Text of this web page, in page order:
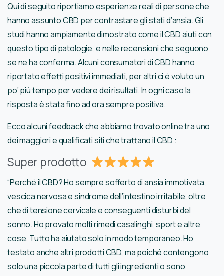
Qui di seguito riportiamo esperienze reali di persone che
hanno assunto CBD per contrastare gli stati d’ansia. Gli
studi hanno ampiamente dimostrato come il CBD aiuti con
questo tipo di patologie, e nelle recensioni che seguono
se ne ha conferma. Alcuni consumatori di CBD hanno
riportato effetti positivi immediati, per altri ci è voluto un
po’ più tempo per vedere dei risultati. In ogni caso la
risposta è stata fino ad ora sempre positiva.
Ecco alcuni feedback che abbiamo trovato online tra uno
dei maggiori e qualificati siti che trattano il CBD :
Super prodotto
“Perché il CBD? Ho sempre sofferto di ansia immotivata,
vescica nervosa e sindrome dell’intestino irritabile, oltre
che di tensione cervicale e conseguenti disturbi del
sonno. Ho provato molti rimedi casalinghi, sport e altre
cose. Tutto ha aiutato solo in modo temporaneo. Ho
testato anche altri prodotti CBD, ma poiché contengono
solo una piccola parte di tutti gli ingredienti o sono